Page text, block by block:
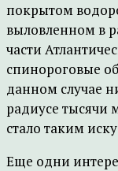
покрытом
выловленном в
части
спинороговые
данном случае
радиусе тысячи
стало таким
Еще одни